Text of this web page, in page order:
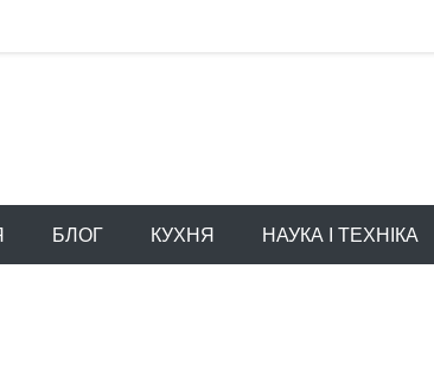
БЛОГ КУХНЯ НАУКА І ТЕХНІКА